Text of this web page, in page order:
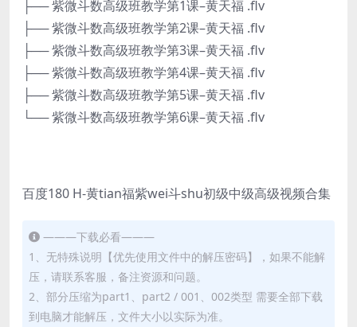
├── 紫微斗数高级班教学第1课–黄天福 .flv
├── 紫微斗数高级班教学第2课–黄天福 .flv
├── 紫微斗数高级班教学第3课–黄天福 .flv
├── 紫微斗数高级班教学第4课–黄天福 .flv
├── 紫微斗数高级班教学第5课–黄天福 .flv
└── 紫微斗数高级班教学第6课–黄天福 .flv
百度180 H-黄tian福紫wei斗shu初级中级高级视频合集
———下载必看———
1、无特殊说明【优先使用文件中的解压密码】，如果不能解
压，请联系客服，备注资源和问题。
2、部分压缩为part1、part2 / 001、002类型 需要全部下载
到电脑才能解压，文件大小以实际为准。